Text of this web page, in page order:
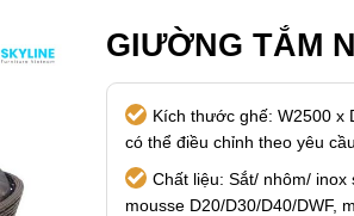
GIƯỜNG TẮM
Kích thước ghế: W2500 x
có thể điều chỉnh theo yêu cầu.
Chất liệu: Sắt/ nhôm/
mousse D20/D30/D40/DWF,